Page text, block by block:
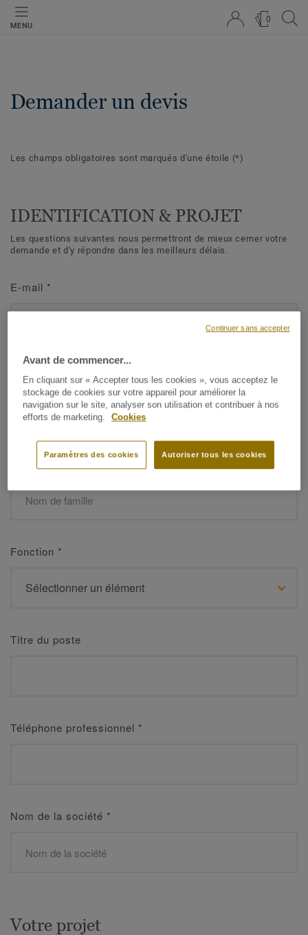
MENU
0
Demander un devis
Les champs obligatoires sont marqués d'une étoile (*)
IDENTIFICATION & PROJET
Les questions suivantes nous permettront de mieux cerner votre
demande et d'y répondre dans les meilleurs délais.
E-mail *
Prénom*
Fonction *
Titre du poste
Téléphone professionnel *
Nom de la société *
Votre projet
Avant de commencer...
En cliquant sur « Accepter tous les cookies », vous acceptez le
stockage de cookies sur votre appareil pour améliorer la
navigation sur le site, analyser son utilisation et contribuer à nos
efforts de marketing.
Cookies
Autoriser tous les cookies
Paramètres des cookies
Continuer sans accepter